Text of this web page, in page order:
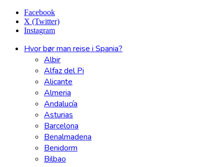
Facebook
X (Twitter)
Instagram
Hvor bør man reise i Spania?
Albir
Alfaz del Pi
Alicante
Almeria
Andalucía
Asturias
Barcelona
Benalmadena
Benidorm
Bilbao